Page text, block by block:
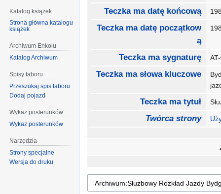
Teczka ma datę końcową
Teczka ma datę początkow
ą
Teczka ma sygnaturę
Teczka ma słowa kluczowe
Teczka ma tytuł
Twórca strony
Katalog książek
Strona główna katalogu
książek
Archiwum Enkolu
Katalog Archiwum
Spisy taboru
Przeszukaj spis taboru
Dodaj pojazd
Wykaz posterunków
Wykaz posterunków
Narzędzia
Strony specjalne
Wersja do druku